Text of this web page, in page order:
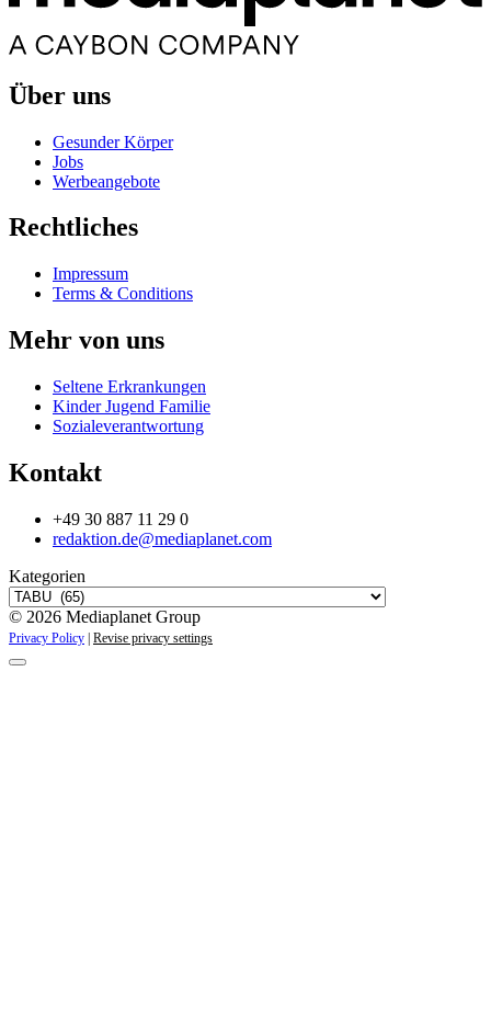
Über uns
Gesunder Körper
Jobs
Werbeangebote
Rechtliches
Impressum
Terms & Conditions
Mehr von uns
Seltene Erkrankungen
Kinder Jugend Familie
Sozialeverantwortung
Kontakt
+49 30 887 11 29 0
redaktion.de@mediaplanet.com
Kategorien
© 2026 Mediaplanet Group
Privacy Policy Revise privacy settings